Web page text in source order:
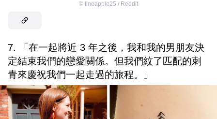
© fineapple25 / Reddit
7. 「在一起將近 3 年之後，我和我的男朋友決
定結束我們的戀愛關係。但我們紋了匹配的刺
青來慶祝我們一起走過的旅程。」